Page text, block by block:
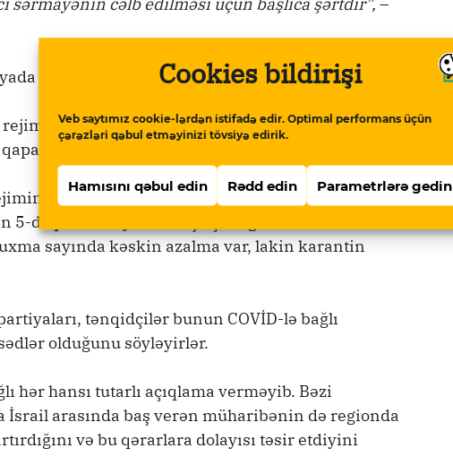
Cookies bildirişi
Veb saytımız cookie-lərdən istifadə edir. Optimal performans üçün
çərəzləri qəbul etməyinizi tövsiyə edirik.
Hamısını qəbul edin Rədd edin Parametrlərə gedin
cəlb edilməsi üçün başlıca şərtdir”, –
2019-cu ilin sonundan yayılmağa başlayıb.
2020-ci il martın əvvəlindən elan edilib və
vaxtı uzadılıb. Ümumdünya Səhiyyə
5-də pandemiyanın başa çatdığını elan edib.
sayında kəskin azalma var, lakin karantin
tənqidçilər bunun COVİD-lə bağlı
olduğunu söyləyirlər.
hər hansı tutarlı açıqlama verməyib. Bəzi
arasında baş verən müharibənin də regionda
və bu qərarlara dolayısı təsir etdiyini